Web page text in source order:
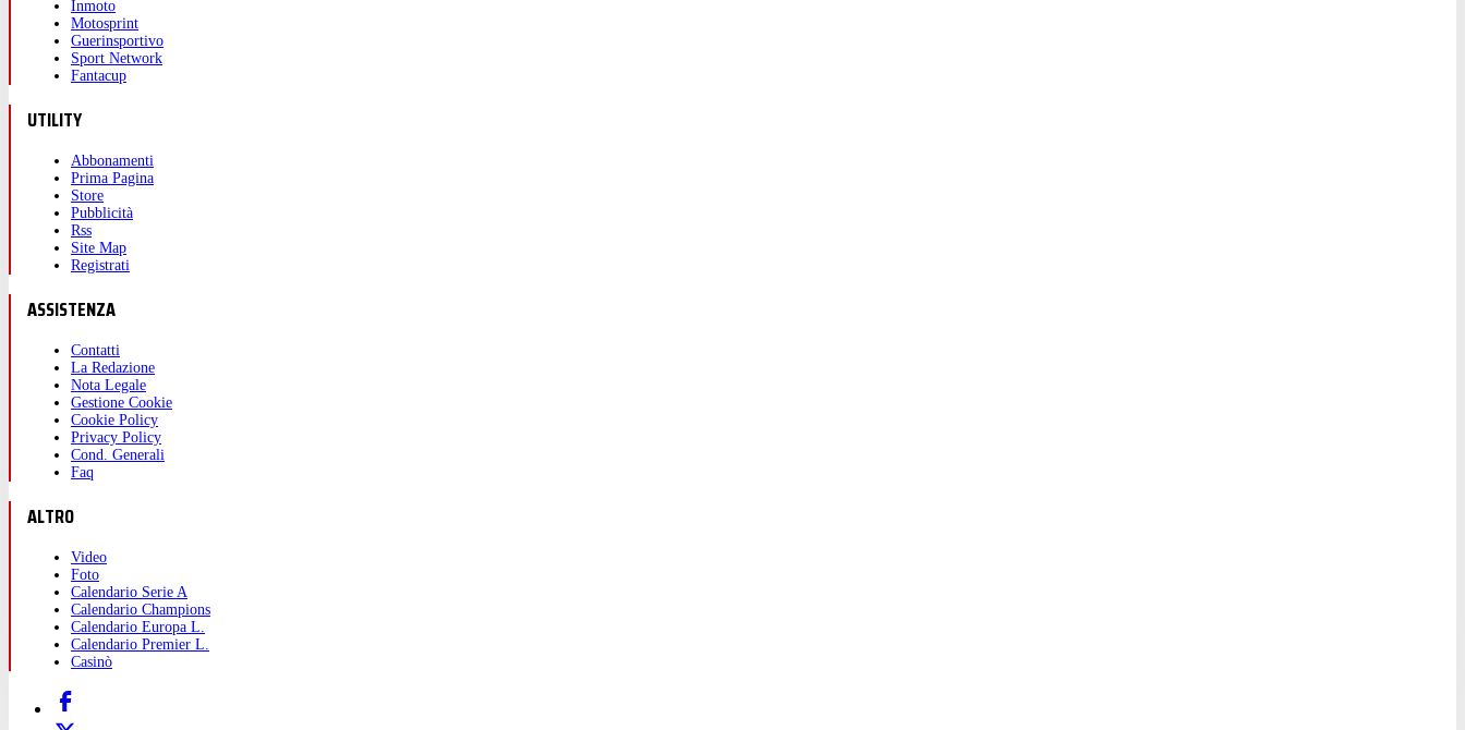
Inmoto
Motosprint
Guerinsportivo
Sport Network
Fantacup
UTILITY
Abbonamenti
Prima Pagina
Store
Pubblicità
Rss
Site Map
Registrati
ASSISTENZA
Contatti
La Redazione
Nota Legale
Gestione Cookie
Cookie Policy
Privacy Policy
Cond. Generali
Faq
ALTRO
Video
Foto
Calendario Serie A
Calendario Champions
Calendario Europa L.
Calendario Premier L.
Casinò